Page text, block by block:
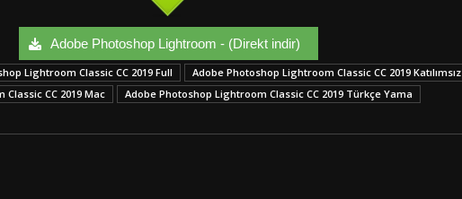
Adobe Photoshop Lightroom - (Direkt indir)
Lightroom Classic CC 2019 Full
Adobe Photoshop Lightroom Classic CC 2019 Katılımsız
CC 2019 Mac
Adobe Photoshop Lightroom Classic CC 2019 Türkçe Yama